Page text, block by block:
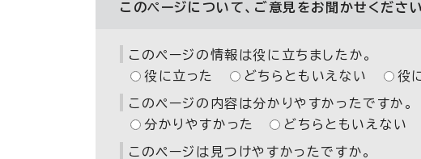
このページについて、ご意見をお聞かせください
このページの情報は役に立ちましたか。
役に立った
どちらともいえない 役
このページの内容は分かりやすかったですか。
分かりやすかった
どちらともいえない
このページは見つけやすかったですか。